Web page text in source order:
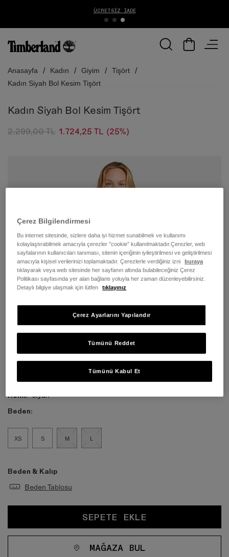
ÜCRETSIZ İADE
Anasayfa Kadın Giyim
Tişört
Kadın Siyah Bol Kesim Tişört
Kadın Siyah Bol Kesim Tişört
2.299,00 TL 1.724,25 TL (25%)
Renk: Siyah
Beden:
XS S M L
Beden & Kalıp
Beden Tablosu
SEPETE EKLE
MAĞAZA BUL
Çerez Bilgilendirmesi
Bu internet sitesinde, sizlere daha iyi hizmet sunabilmek ve kullanımı
kolaylaştırabilmek amacıyla çerezler ”cookie” kullanılmaktadır.Çerezler, web
sayfalarının kullanıcıları tanıması, sitenin içeriğinin iyileştirilmesi ve geliştirilmesi
amacıyla kişisel verilerinizi toplamaktadır. Çerezlerle verdiğiniz izni
buraya
tıklayarak veya web sitesinde her sayfanın altında bulabileceğiniz Çerez
Politikası sayfasında yer alan bağlantı yoluyla her zaman düzenleyebilirsiniz.
Detaylı bilgiye ulaşmak için lütfen
tıklayınız
Tümünü Reddet
Tümünü Kabul Et
Çerez Ayarlarını Yapılandır